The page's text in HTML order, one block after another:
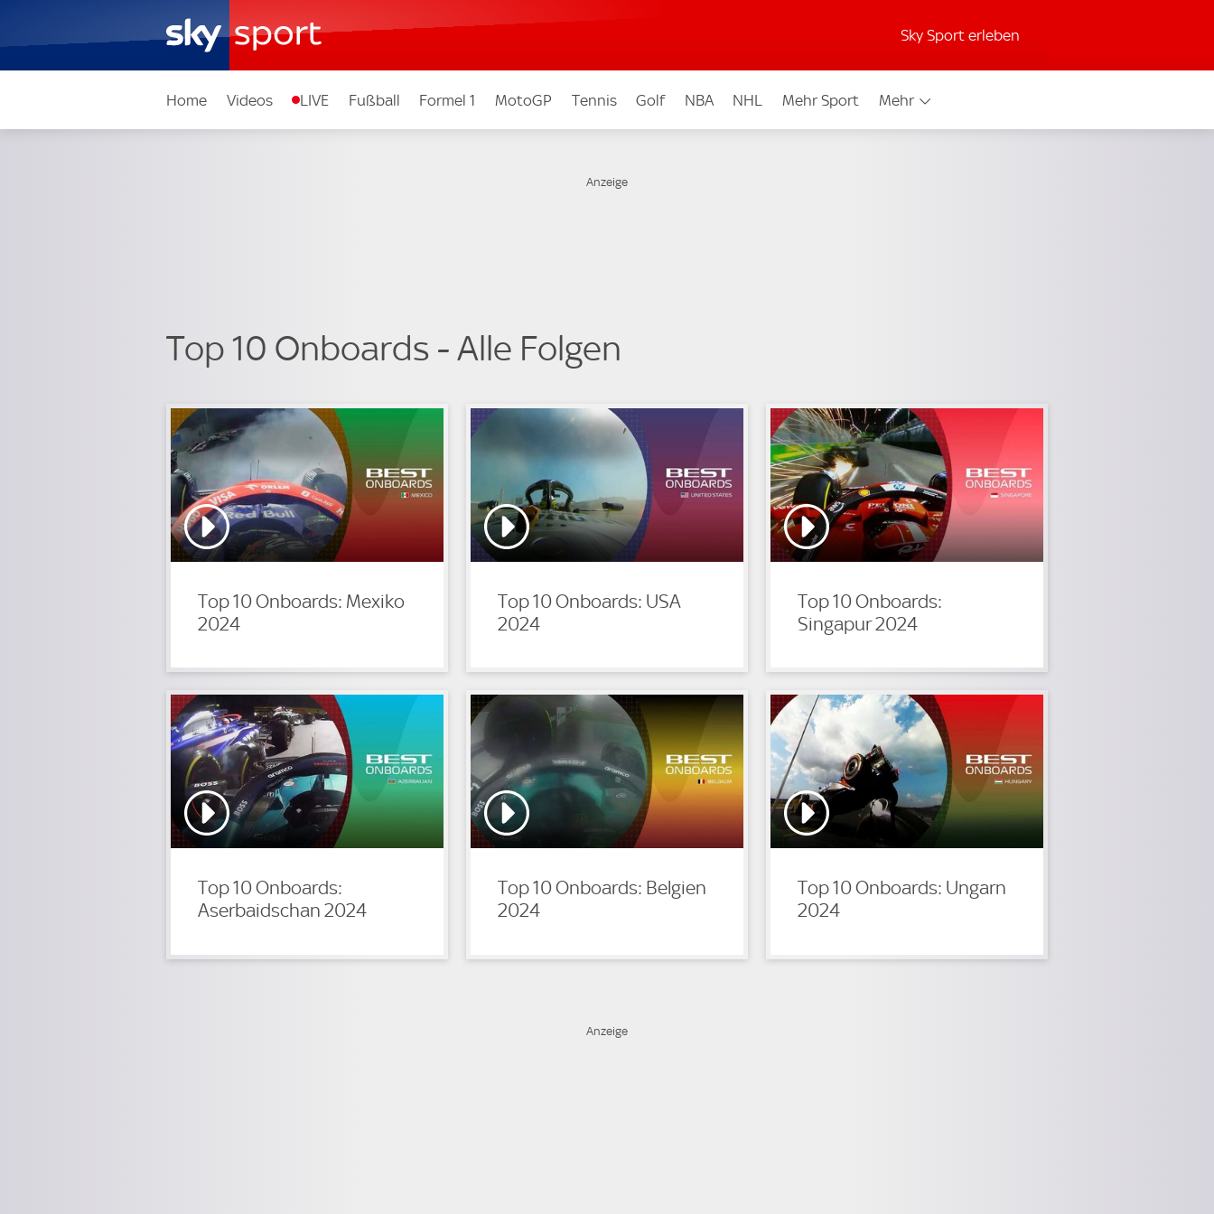
Sky Sport erleben
Home Videos LIVE Fußball Formel 1 MotoGP Tennis Golf NBA NHL Mehr Sport Mehr
Top 10 Onboards - Alle Folgen
Top 10 Onboards: Mexiko
2024
Top 10 Onboards: USA
2024
Top 10 Onboards:
Singapur 2024
Top 10 Onboards:
Aserbaidschan 2024
Top 10 Onboards: Belgien
2024
Top 10 Onboards: Ungarn
2024